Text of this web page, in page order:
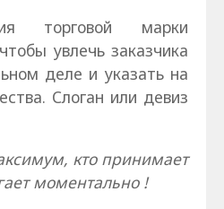
торговой марки
увлечь заказчика
деле и указать на
Слоган или девиз
кто принимает
моментально !